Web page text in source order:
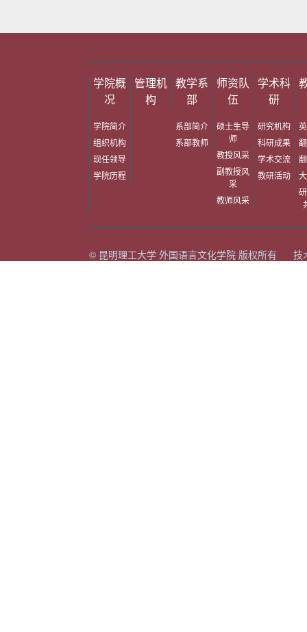
学院概
况
学院简介
组织机构
现任领导
学院历程
管理机
构
教学系
部
系部简介
系部教师
师资队
伍
硕士生导
师
教授风采
副教授风
采
教师风采
学术科
研
研究机构
科研成果
学术交流
教研活动
© 昆明理工大学 外国语言文化学院 版权所有 技